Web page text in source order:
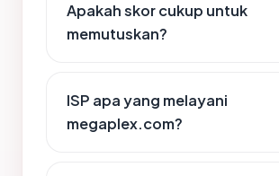
Apakah skor cukup untuk
memutuskan?
ISP apa yang melayani
megaplex.com?